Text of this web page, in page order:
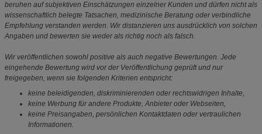
beruhen auf subjektiven Einschätzungen einzelner Kunden und dürfen nicht als
wissenschaftlich belegte Tatsachen, medizinische Beratung oder verbindliche
Empfehlung verstanden werden. Wir distanzieren uns ausdrücklich von solchen
Angaben und bewerten sie weder als richtig noch als falsch.
Wir veröffentlichen sowohl positive als auch negative Bewertungen. Jede
eingehende Bewertung wird vor der Veröffentlichung geprüft und nur
freigegeben, wenn sie folgenden Kriterien entspricht:
keine beleidigenden, diskriminierenden oder rechtswidrigen Inhalte,
keine Werbung für andere Produkte, Anbieter oder Webseiten,
keine Preisangaben, persönlichen Kontaktdaten oder vertraulichen
Informationen.